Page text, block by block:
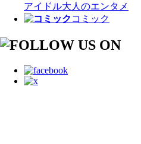
アイドル大人のエンタメ
コミック